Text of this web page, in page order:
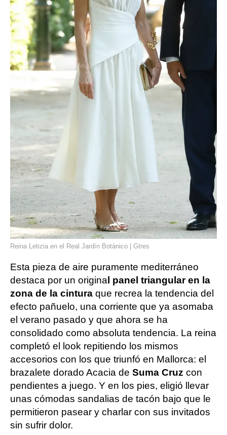
Reina Letizia en el Real Jardín Botánico | Gtres
Esta pieza de aire puramente mediterráneo
destaca por un original panel triangular en la
zona de la cintura que recrea la tendencia del
efecto pañuelo, una corriente que ya asomaba
el verano pasado y que ahora se ha
consolidado como absoluta tendencia. La reina
completó el look repitiendo los mismos
accesorios con los que triunfó en Mallorca: el
brazalete dorado Acacia de Suma Cruz con
pendientes a juego. Y en los pies, eligió llevar
unas cómodas sandalias de tacón bajo que le
permitieron pasear y charlar con sus invitados
sin sufrir dolor.